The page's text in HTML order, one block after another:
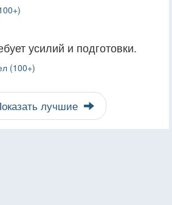
усилий и подготовки.
(100+)
лучшие